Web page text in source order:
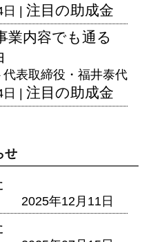
日 | 注目の助成金
業内容でも通る
表取締役・福井泰代
日 | 注目の助成金
せ
2025年12月11日